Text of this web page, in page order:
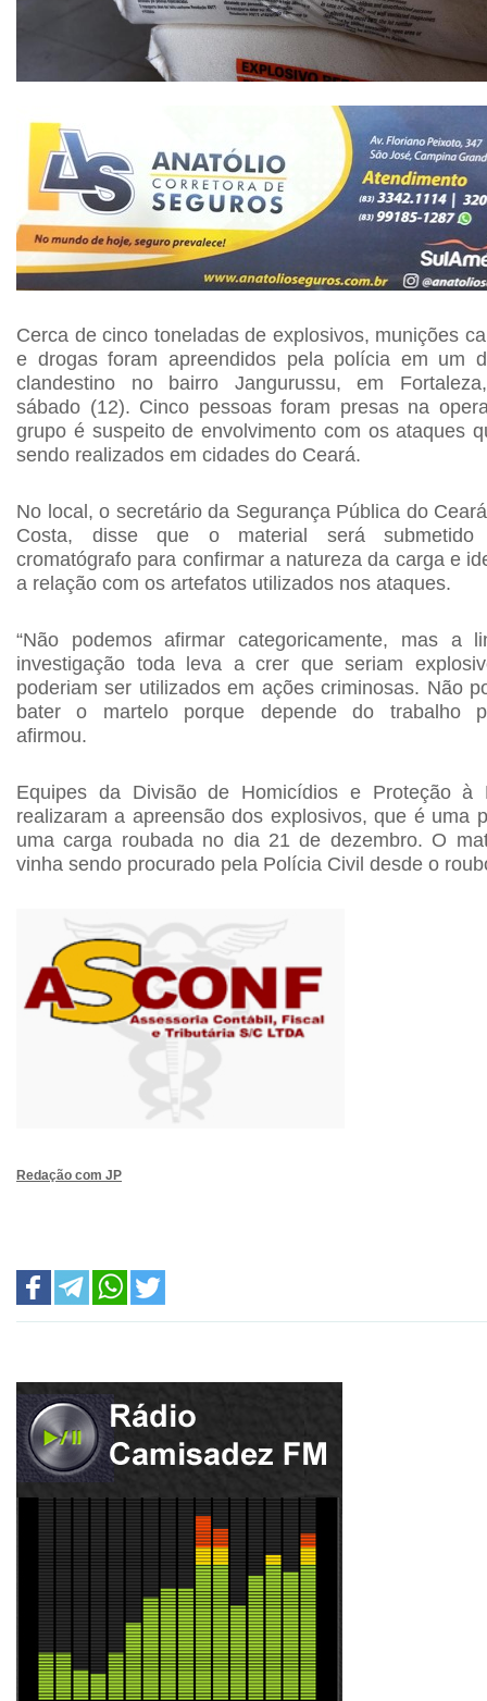
Cerca de cinco toneladas de explosivos, munições
e drogas foram apreendidos pela polícia em um
clandestino no bairro Jangurussu, em
sábado (12). Cinco pessoas foram presas na
grupo é suspeito de envolvimento com os ataques
sendo realizados em cidades do Ceará.
No local, o secretário da Segurança Pública do
Costa, disse que o material será
cromatógrafo para confirmar a natureza da carga e
a relação com os artefatos utilizados nos ataques.
“Não podemos afirmar categoricamente, mas a
investigação toda leva a crer que seriam
poderiam ser utilizados em ações criminosas. Não
bater o martelo porque depende do trabalho
afirmou.
Equipes da Divisão de Homicídios e Proteção à
realizaram a apreensão dos explosivos, que é uma
uma carga roubada no dia 21 de dezembro. O
vinha sendo procurado pela Polícia Civil desde o
Redação com JP